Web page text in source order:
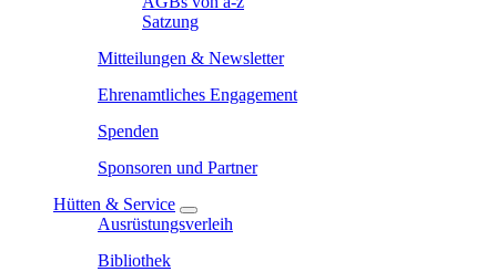
Satzung
Mitteilungen & Newsletter
Ehrenamtliches Engagement
Spenden
Sponsoren und Partner
Hütten & Service
Ausrüstungsverleih
Bibliothek